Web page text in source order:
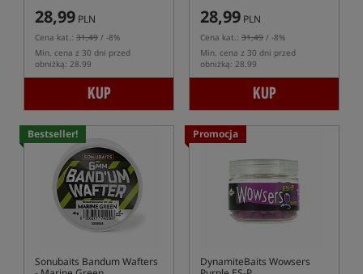
28,99 PLN
Cena kat.: 31,49 / -8%
Min. cena z 30 dni przed
obniżką: 28.99
KUP
28,99 PLN
Cena kat.: 31,49 / -8%
Min. cena z 30 dni przed
obniżką: 28.99
KUP
Bestseller!
Sonubaits Bandum Wafters
Promocja
DynamiteBaits Wowsers